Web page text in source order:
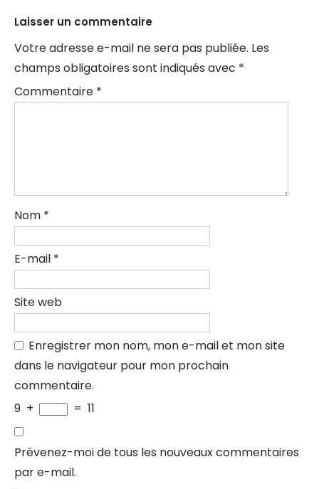
Laisser un commentaire
Votre adresse e-mail ne sera pas publiée. Les
champs obligatoires sont indiqués avec *
Commentaire *
Nom *
E-mail *
Site web
Enregistrer mon nom, mon e-mail et mon site
dans le navigateur pour mon prochain
commentaire.
9 + = 11
Prévenez-moi de tous les nouveaux commentaires
par e-mail.